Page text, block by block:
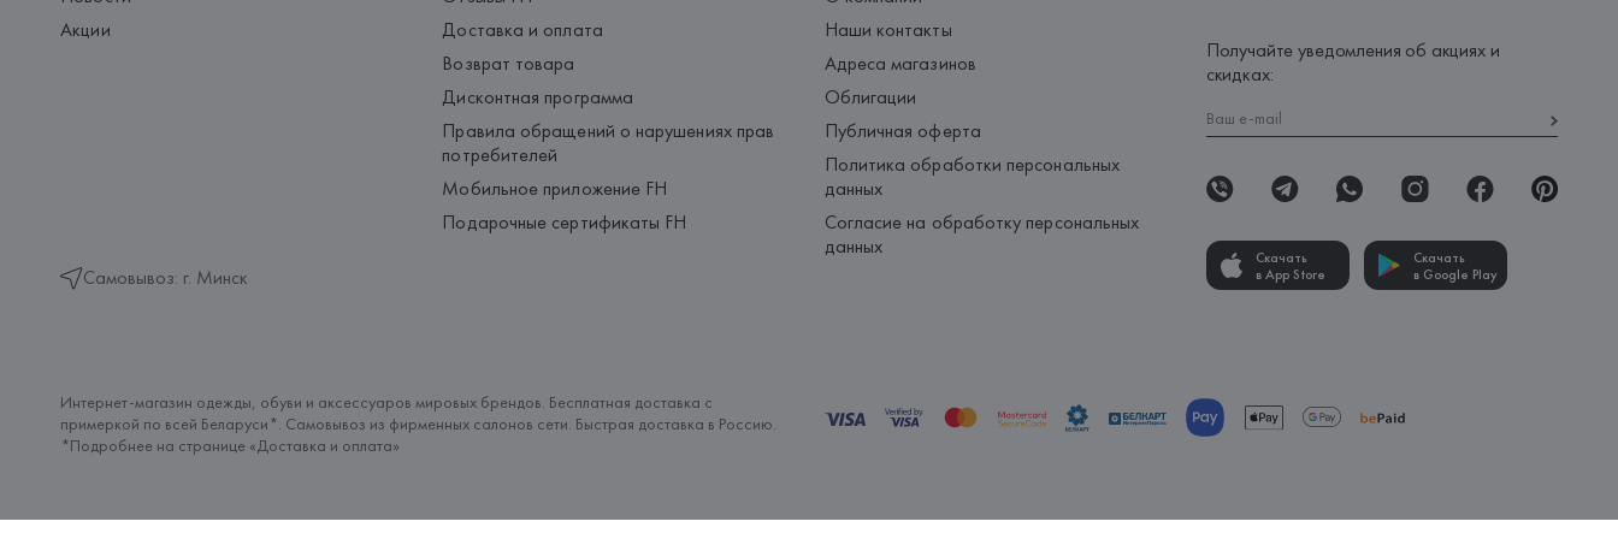
Акции
Самовывоз: г. Минск
Доставка и оплата
Возврат товара
Дисконтная программа
Правила обращений о нарушениях прав
потребителей
Мобильное приложение FH
Подарочные сертификаты FH
Наши контакты
Адреса магазинов
Облигации
Публичная оферта
Политика обработки персональных
данных
Согласие на обработку персональных
данных
Получайте уведомления об акциях и
скидках:
Скачать
в App Store
Скачать
в Google Play
Интернет-магазин одежды, обуви и аксессуаров мировых брендов. Бесплатная доставка с
примеркой по всей Беларуси*. Самовывоз из фирменных салонов сети. Быстрая доставка в Россию.
*Подробнее на странице «Доставка и оплата»